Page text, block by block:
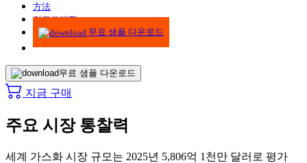
方法
인포그래픽
무료 샘플 다운로드
무료 샘플 다운로드
지금 구매
주요 시장 통찰력
세계 가스화 시장 규모는 2025년 5,806억 1천만 달러로 평가